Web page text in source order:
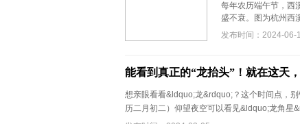
每年农历端午节，西
盛不衰。图为杭州西
发布时间：2024-06-
能看到真正的“龙抬头”！就在这天
想亲眼看看&ldquo;龙&rdquo;？这个时间点，
历二月初二）仰望夜空可以看见&ldquo;龙角星